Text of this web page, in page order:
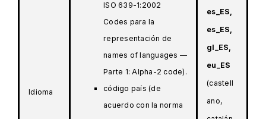
Idioma
ISO 639-1:2002
Codes para la
representación de
names of languages —
Parte 1: Alpha-2 code).
código país (de
acuerdo con la norma
es_ES,
es_ES,
gl_ES,
eu_ES
(castell
ano,